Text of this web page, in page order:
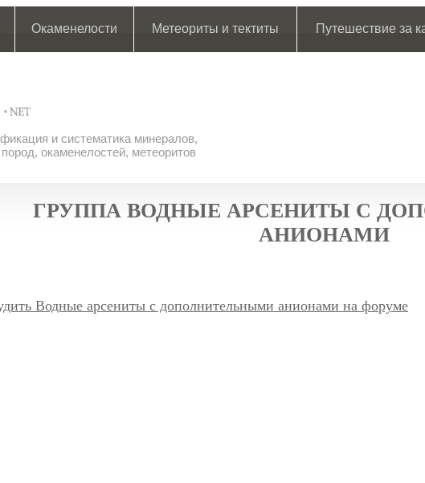
Окаменелости Метеориты и тектиты Путешествие за
и систематика минералов,
окаменелостей, метеоритов
ГРУППА ВОДНЫЕ АРСЕНИТЫ С
АНИОНАМИ
Водные арсениты с дополнительными анионами на форуме